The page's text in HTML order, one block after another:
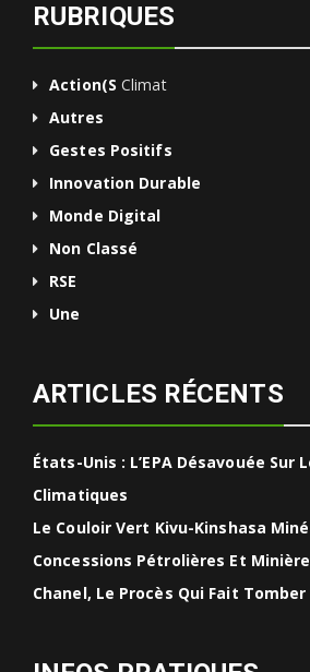
RUBRIQUES
Action(s Climat
Autres
Gestes Positifs
Innovation Durable
Monde Digital
Non Classé
RSE
Une
ARTICLES RÉCENTS
États-Unis : L’EPA Désavouée Sur
Climatiques
Le Couloir Vert Kivu-Kinshasa
Concessions Pétrolières Et
Chanel, Le Procès Qui Fait